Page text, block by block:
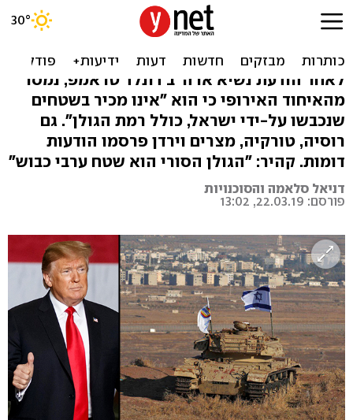
אירופה, מצרים וירדן נגד
טראמפ: הגולן - שטח כבוש
לאחר הודעת נשיא ארה"ב דונלד טראמפ, נמסר
מהאיחוד האירופי כי הוא "אינו מכיר בשטחים
שנכבשו על-ידי ישראל, כולל רמת הגולן". גם
רוסיה, טורקיה, מצרים וירדן פרסמו הודעות
דומות. קהיר: "הגולן הסורי הוא שטח ערבי כבוש"
דניאל סלאמה והסוכנויות
פורסם: 22.03.19, 13:02